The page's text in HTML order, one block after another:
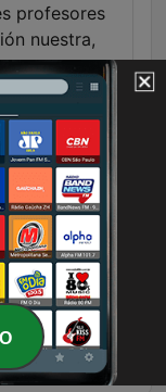
profesores
nuestra,
figuras
como Temo
o
habilidad
estilos